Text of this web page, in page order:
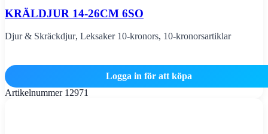
KRÄLDJUR 14-26CM 6SO
Djur & Skräckdjur, Leksaker 10-kronors, 10-kronorsartiklar
Logga in för att köpa
Artikelnummer 12971